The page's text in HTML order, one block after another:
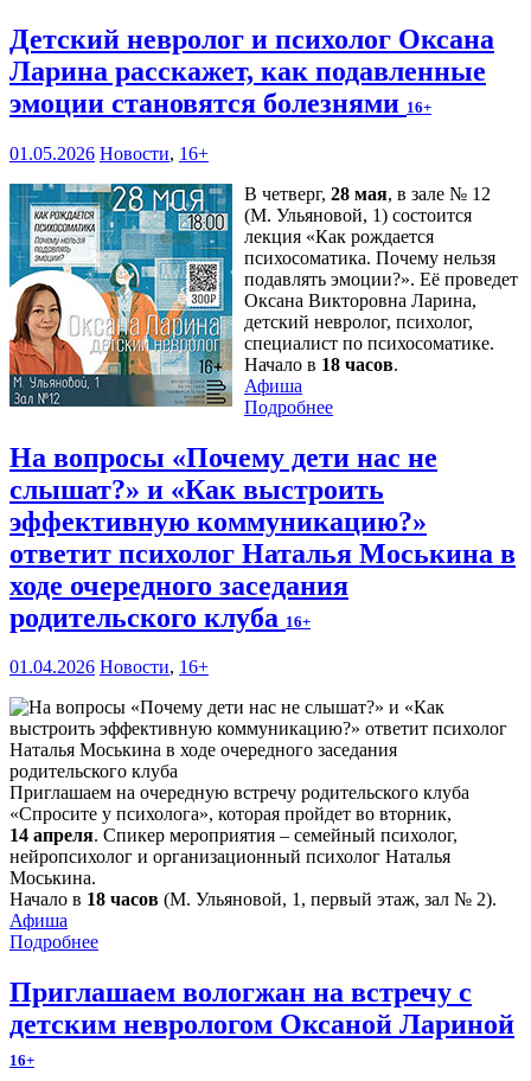
Детский невролог и психолог Оксана
Ларина расскажет, как подавленные
эмоции становятся болезнями 16+
01.05.2026 Новости, 16+
В четверг, 28 мая, в зале № 12
(М. Ульяновой, 1) состоится
лекция «Как рождается
психосоматика. Почему нельзя
подавлять эмоции?». Её проведет
Оксана Викторовна Ларина,
детский невролог, психолог,
специалист по психосоматике.
Начало в 18 часов.
Афиша
Подробнее
На вопросы «Почему дети нас не
слышат?» и «Как выстроить
эффективную коммуникацию?»
ответит психолог Наталья Моськина в
ходе очередного заседания
родительского клуба 16+
01.04.2026 Новости, 16+
Приглашаем на очередную встречу родительского клуба
«Спросите у психолога», которая пройдет во вторник,
14 апреля. Спикер мероприятия – семейный психолог,
нейропсихолог и организационный психолог Наталья
Моськина.
Начало в 18 часов (М. Ульяновой, 1, первый этаж, зал № 2).
Афиша
Подробнее
Приглашаем вологжан на встречу с
детским неврологом Оксаной Лариной
16+